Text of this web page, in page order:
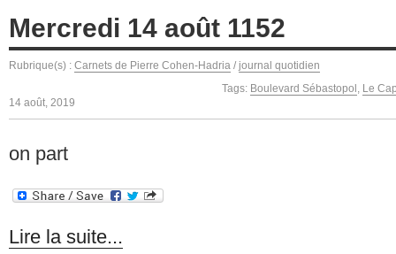
Mercredi 14 août 1152
Rubrique(s) : Carnets de Pierre Cohen-Hadria / journal quotidien
Tags: Boulevard Sébastopol Le
14 août, 2019
on part
Lire la suite...